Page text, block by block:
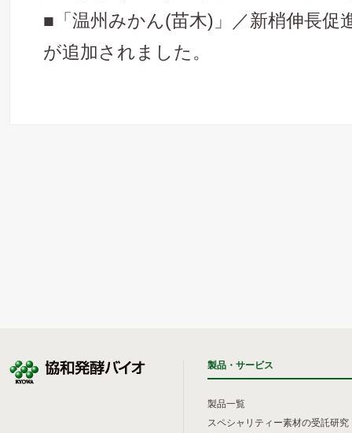
■「温州みかん(苗木)」／新梢伸長
が追加されました。
製品・サービス
製品一覧
スペシャリティー素材の受託研究